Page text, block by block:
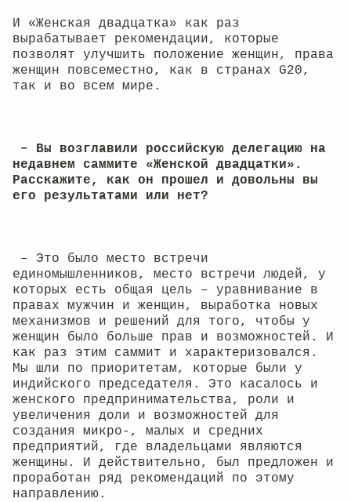
И «Женская двадцатка» как раз
вырабатывает рекомендации, которые
позволят улучшить положение женщин, права
женщин повсеместно, как в странах G20,
так и во всем мире.
– Вы возглавили российскую делегацию на
недавнем саммите «Женской двадцатки».
Расскажите, как он прошел и довольны вы
его результатами или нет?
– Это было место встречи
единомышленников, место встречи людей, у
которых есть общая цель – уравнивание в
правах мужчин и женщин, выработка новых
механизмов и решений для того, чтобы у
женщин было больше прав и возможностей. И
как раз этим саммит и характеризовался.
Мы шли по приоритетам, которые были у
индийского председателя. Это касалось и
женского предпринимательства, роли и
увеличения доли и возможностей для
создания микро-, малых и средних
предприятий, где владельцами являются
женщины. И действительно, был предложен и
проработан ряд рекомендаций по этому
направлению.